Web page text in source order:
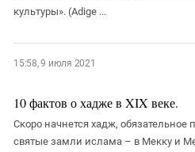
культуры». (Adige ...
15:58, 9 июля 2021
10 фактов о хадже в XIX веке.
Скоро начнется хадж,
святые замли ислама – в Мекку и